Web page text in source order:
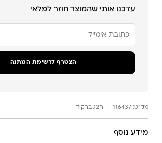
עדכנו אותי שהמוצר חוזר למלאי
הזן
את
כתובת
הדוא"ל
כדי
עבור
מוצר
הצטרף לרשימת המתנה
מק"ט: 116437 הצג ברקוד
מידע נוסף